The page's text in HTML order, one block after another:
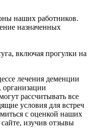
наших работников.
назначенных
включая прогулки на
лечения деменции
рассчитывать все
условия для встреч
с оценкой наших
изучив отзывы